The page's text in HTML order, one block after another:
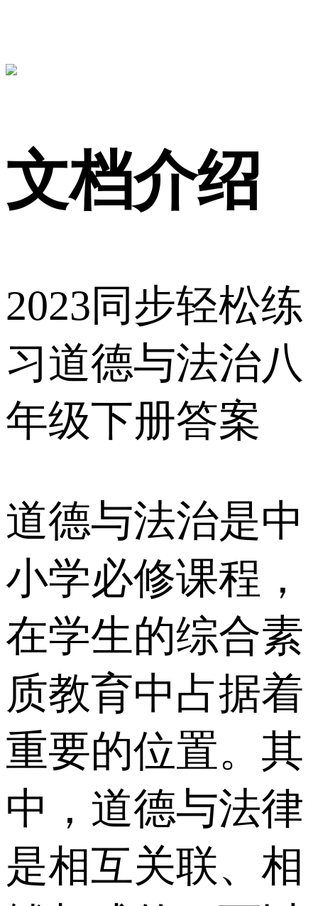
文档介绍
2023同步轻松练
习道德与法治八
年级下册答案
道德与法治是中
小学必修课程，
在学生的综合素
质教育中占据着
重要的位置。其
中，道德与法律
是相互关联、相